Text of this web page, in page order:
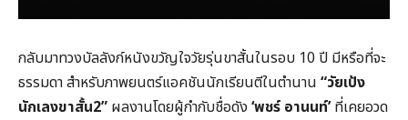
กลับมาทวงบัลลังก์หนังขวัญใจวัยรุ่นขาสั้นในรอบ 10 ปี มีหรือที่จะ
ธรรมดา สำหรับภาพยนตร์แอคชันนักเรียนตีในตำนาน “วัยเป้ง
นักเลงขาสั้น2” ผลงานโดยผู้กำกับชื่อดัง ‘พชร์ อานนท์’ที่เคยอวด